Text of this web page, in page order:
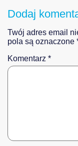
Dodaj
Twój adres email
pola są oznaczone
Komentarz *